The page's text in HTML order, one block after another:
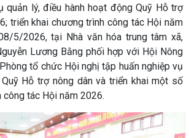
quản lý, điều hành hoạt động Quỹ Hỗ trợ
triển khai chương trình công tác Hội năm
5/2026, tại Nhà văn hóa trung tâm xã,
Lương Bằng phối hợp với Hội Nông
tổ chức Hội nghị tập huấn nghiệp vụ
Hỗ trợ nông dân và triển khai một số
công tác Hội năm 2026.